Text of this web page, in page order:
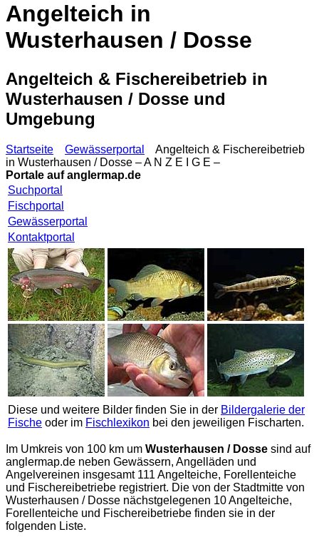
Angelteich in
Wusterhausen / Dosse
Angelteich & Fischereibetrieb in
Wusterhausen / Dosse und
Umgebung
Startseite Gewässerportal
Angelteich & Fischereibetrieb
in Wusterhausen / Dosse – A N Z E I G E –
Portale aufanglermap.de
Suchportal
Fischportal
Gewässerportal
Kontaktportal
Diese und weitere Bilder finden Sie in der Bildergalerie der
Fische oder im Fischlexikon bei den jeweiligen Fischarten.
Im Umkreis von 100 km um Wusterhausen / Dosse sind auf
anglermap.de neben Gewässern, Angelläden und
Angelvereinen insgesamt 111 Angelteiche, Forellenteiche
und Fischereibetriebe registriert. Die von der Stadtmitte von
Wusterhausen / Dosse nächstgelegenen 10 Angelteiche,
Forellenteiche und Fischereibetriebe finden sie in der
folgenden Liste.